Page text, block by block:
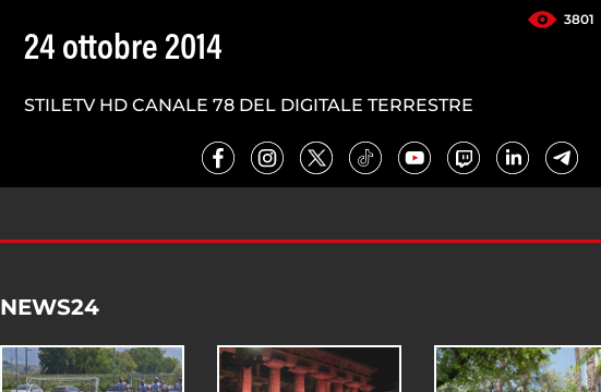
3801
24 ottobre 2014
STILETV HD CANALE 78 DEL DIGITALE TERRESTRE
NEWS24